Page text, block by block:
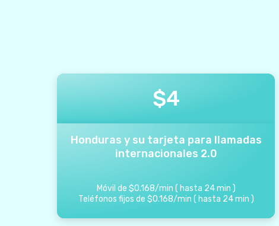
$4
Honduras y su tarjeta para llamadas
internacionales 2.0
Móvil de $0.168/min ( hasta 24min )
Teléfonos fijos de $0.168/min ( hasta 24min )